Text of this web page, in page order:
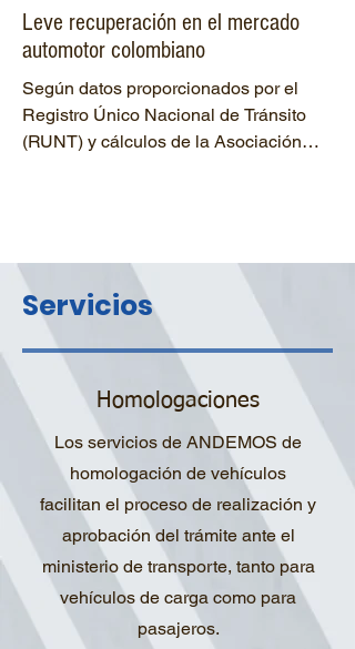
Leve recuperación en el mercado
automotor colombiano
Según datos proporcionados por el
Registro Único Nacional de Tránsito
(RUNT) y cálculos de la Asociación
Servicios
Homologaciones
Los servicios de ANDEMOS de
homologación de vehículos
facilitan el proceso de realización y
aprobación del trámite ante el
ministerio de transporte, tanto para
vehículos de carga como para
pasajeros.